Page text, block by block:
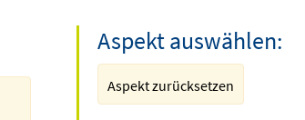
Aspekt auswählen:
Aspekt zurücksetzen